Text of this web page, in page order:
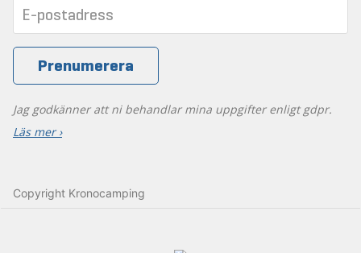
Jag godkänner att ni behandlar mina uppgifter enligt gdpr.
Läs mer ›
Copyright Kronocamping